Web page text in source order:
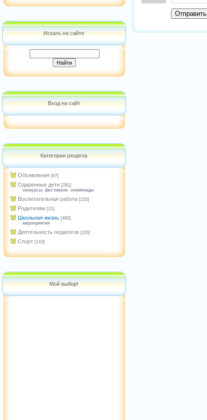
Искать на сайте
Вход на сайт
Категории раздела
Объявления [67]
Одаренные дети [281]
конкурсы, фестивали, олимпиады
Воспитательная работа [220]
Родителям [21]
Школьная жизнь [480]
мероприятия
Деятельность педагогов [116]
Спорт [143]
Мой выбор!
Отправить